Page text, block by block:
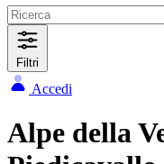
Filtri
Accedi
Alpe della